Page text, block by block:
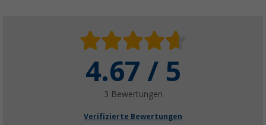
4.67 / 5
3 Bewertungen
Verifizierte Bewertungen